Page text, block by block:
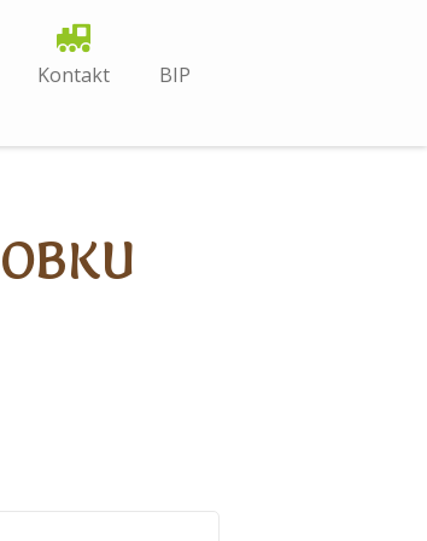
Kontakt BIP